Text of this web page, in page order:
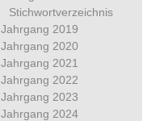
Stichwortverzeichnis
Jahrgang 2019
Jahrgang 2020
Jahrgang 2021
Jahrgang 2022
Jahrgang 2023
Jahrgang 2024